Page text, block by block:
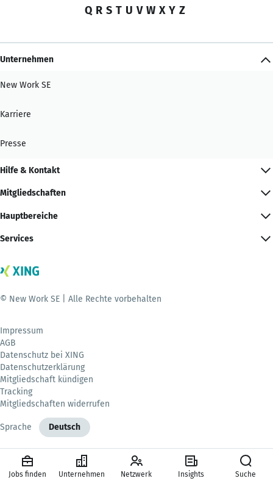
Q R S T U V W X Y Z
Unternehmen
New Work SE
Karriere
Presse
Hilfe & Kontakt
Mitgliedschaften
Hauptbereiche
Services
© New Work SE | Alle Rechte vorbehalten
Impressum
AGB
Datenschutz bei XING
Datenschutzerklärung
Mitgliedschaft kündigen
Tracking
Mitgliedschaften widerrufen
Sprache Deutsch
Jobs finden Unternehmen Netzwerk Insights Suche